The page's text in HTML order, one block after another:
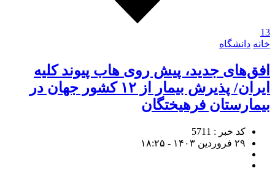
13
خانه دانشگاه
افق‌های جدید، پیش روی هاب پیوند کلیه
ایران/ پذیرش بیمار از ۱۲ کشور جهان در
بیمارستان فرهیختگان
کد خبر : 5711
۲۹ فروردین ۱۴۰۳ - ۱۸:۲۵